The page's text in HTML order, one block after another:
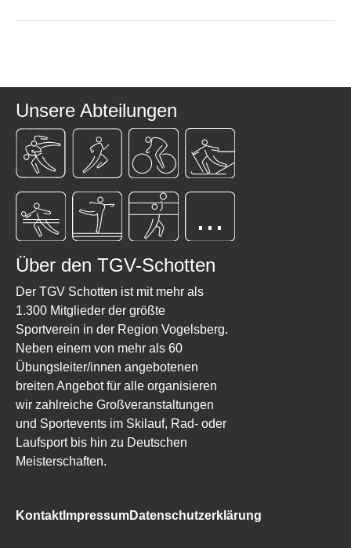
Unsere Abteilungen
...
Über den TGV-Schotten
Der TGV Schotten ist mit mehr als
1.300 Mitglieder der größte
Sportverein in der Region Vogelsberg.
Neben einem von mehr als 60
Übungsleiter/innen angebotenen
breiten Angebot für alle organisieren
wir zahlreiche Großveranstaltungen
und Sportevents im Skilauf, Rad- oder
Laufsport bis hin zu Deutschen
Meisterschaften.
Kontakt ImpressumDatenschutzerklärung